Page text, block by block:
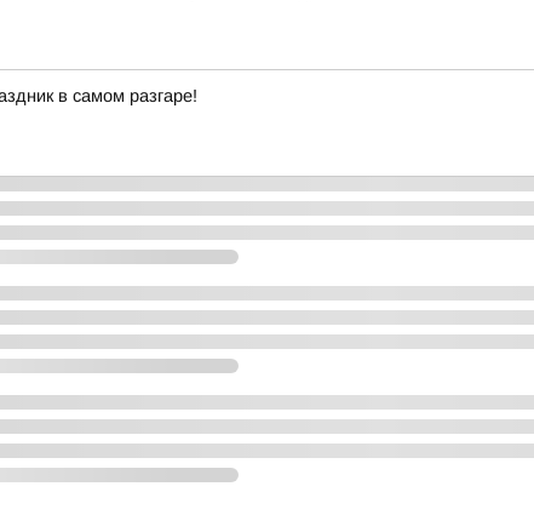
в самом разгаре!